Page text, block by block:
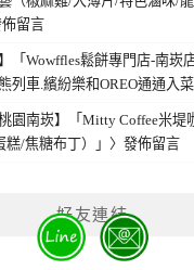
留言
】「Wowffles鬆餅專門店-南崁
列車.繽紛樂和OREO通通入菜
桃園南崁】「Mitty Coffee米堤
/焦糖布丁）」 〉發佈留言
好友連結